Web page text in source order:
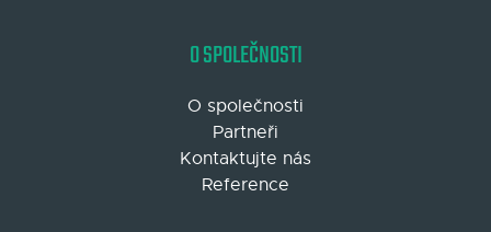
O SPOLEČNOSTI
O společnosti
Partneři
Kontaktujte nás
Reference